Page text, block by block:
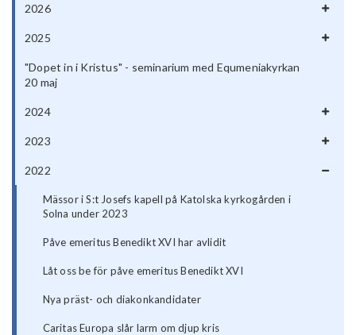
2026
2025
"Dopet in i Kristus" - seminarium med Equmeniakyrkan
20 maj
2024
2023
2022
Mässor i S:t Josefs kapell på Katolska kyrkogården i
Solna under 2023
Påve emeritus Benedikt XVI har avlidit
Låt oss be för påve emeritus Benedikt XVI
Nya präst- och diakonkandidater
Caritas Europa slår larm om djup kris